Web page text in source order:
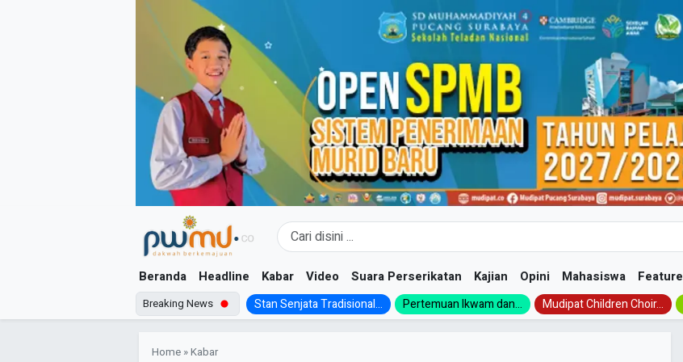
Beranda Headline Kabar Video Suara Perserikatan Kajian Opini Mahasiswa Feature
Breaking News Stan Senjata Tradisional... Pertemuan Ikwam dan... Mudipat Children Choir...
Home »Kabar